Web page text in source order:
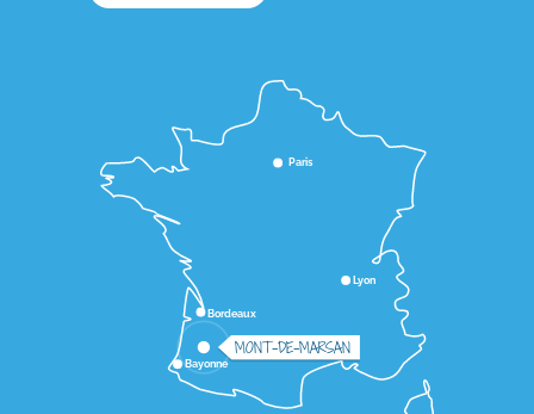
Lyon
Bordeaux
Paris
Bayonne
MONT-DE-MARSAN